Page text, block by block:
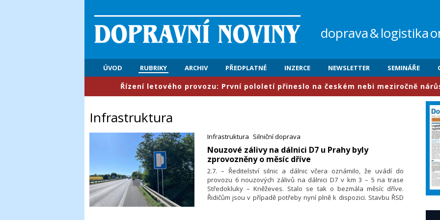
doprava&logistika
ÚVOD RUBRIKY ARCHIV PŘEDPLATNÉ INZERCE NEWSLETTER SEMINÁŘE
​Řízení letového provozu: První pololetí přineslo na českém nebi meziročně nárůst provozu o
Infrastruktura
Infrastruktura Silniční doprava
​Nouzové zálivy na dálnici D7 u Prahy byly
zprovozněny o měsíc dříve
2.7. – Ředitelství silnic a dálnic včera oznámilo, že uvádí do
provozu 6 nouzových zálivů na dálnici D7 v km 3 – 5 na trase
Středokluky – Kněževes. Stalo se tak o bezmála měsíc dříve.
Řidičům jsou v případě potřeby nyní plně k dispozici. Stavbu ŘSD